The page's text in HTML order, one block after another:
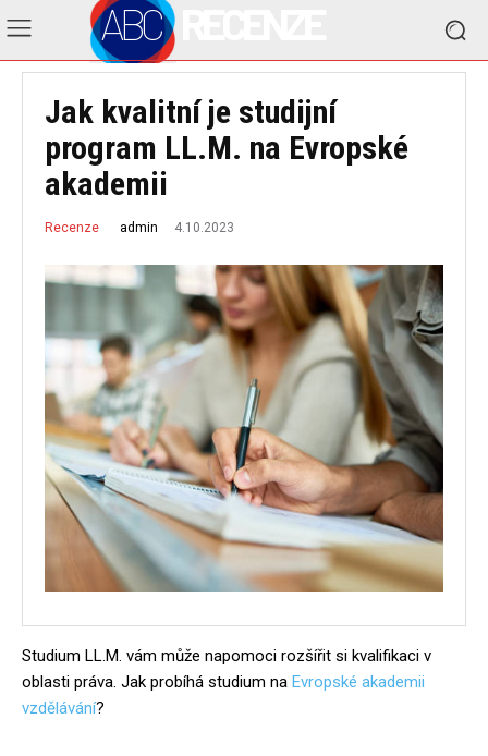
ABC
Jak kvalitní je studijní
program LL.M. na Evropské
akademii
Recenze admin 4.10.2023
Studium LL.M. vám může napomoci rozšířit si kvalifikaci v
oblasti práva. Jak probíhá studium na Evropské akademii
vzdělávání?